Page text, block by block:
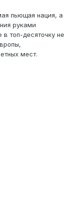
пьющая нация, а
руками
топ-десяточку не
мест.